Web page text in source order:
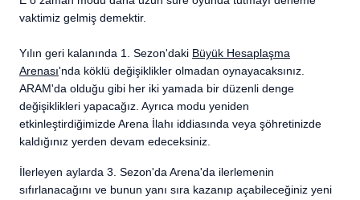
vaktimiz gelmiş demektir.
Yılın geri kalanında 1. Sezon'daki Büyük Hesaplaşma
Arenası'nda köklü değişiklikler olmadan oynayacaksınız.
ARAM'da olduğu gibi her iki yamada bir düzenli denge
değişiklikleri yapacağız. Ayrıca modu yeniden
etkinleştirdiğimizde Arena İlahı iddiasında veya şöhretinizde
kaldığınız yerden devam edeceksiniz.
İlerleyen aylarda 3. Sezon'da Arena'da ilerlemenin
sıfırlanacağını ve bunun yanı sıra kazanıp açabileceğiniz yeni